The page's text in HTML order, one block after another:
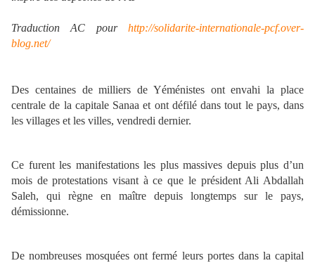
Traduction AC pour http://solidarite-internationale-pcf.over-
blog.net/
Des centaines de milliers de Yéménistes ont envahi la place
centrale de la capitale Sanaa et ont défilé dans tout le pays, dans
les villages et les villes, vendredi dernier.
Ce furent les manifestations les plus massives depuis plus d’un
mois de protestations visant à ce que le président Ali Abdallah
Saleh, qui règne en maître depuis longtemps sur le pays,
démissionne.
De nombreuses mosquées ont fermé leurs portes dans la capital